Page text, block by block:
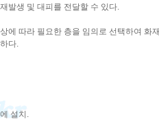
발생 및 대피를 전달할 수 있다.
에 따라 필요한 층을 임의로 선택하여 화
다.
설치.